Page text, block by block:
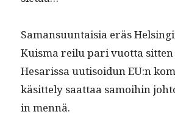
Saman­su­un­taisia eräs
Kuis­ma reilu pari vuot­ta sit­ten
Hesaris­sa uuti­soidun EU:n
käsit­te­ly saat­taa samoi­hin
in mennä.